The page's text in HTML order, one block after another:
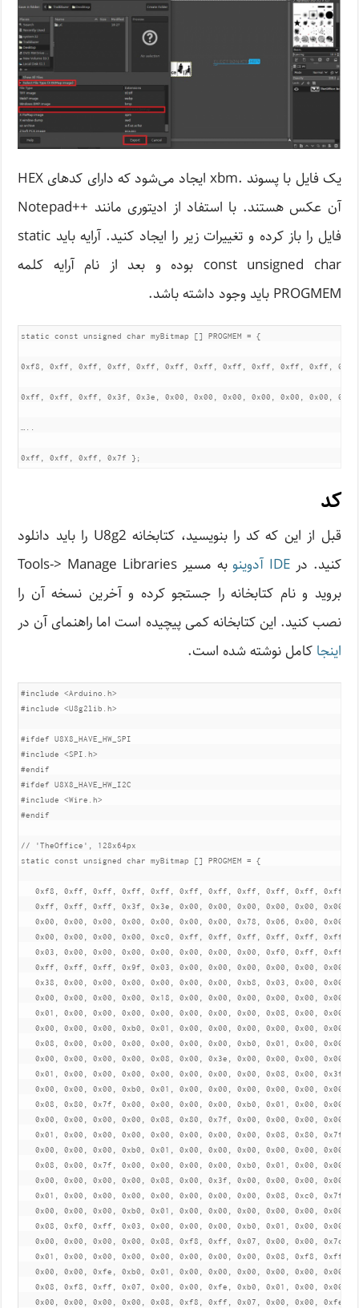
یک فایل با پسوند .xbm ایجاد می‌شود که دارای کدهای HEX
آن عکس هستند. با استفاد از ادیتوری مانند ++Notepad
فایل را باز کرده و تغییرات زیر را ایجاد کنید. آرایه باید static
const unsigned char بوده و بعد از نام آرایه کلمه
PROGMEM باید وجود داشته باشد.
static const unsigned char myBitmap [] PROGMEM = {
0xf8, 0xff, 0xff, 0xff, 0xff, 0xff, 0xff, 0xff, 0xff, 0xff, 0xff,
0xff, 0xff, 0xff, 0x3f, 0x3e, 0x00, 0x00, 0x00, 0x00, 0x00, 0x00,
0xff, 0xff, 0xff, 0x7f };
کد
قبل از این که کد را بنویسید، کتابخانه U8g2 را باید دانلود
کنید. در IDE آدوینو
به مسیر Tools-> Manage Libraries
بروید و نام کتابخانه را جستجو کرده و آخرین نسخه آن را
نصب کنید. این کتابخانه کمی پیچیده است اما راهنمای‌ آن در
اینجا کامل نوشته شده است.
#include <Arduino.h>
#include <U8g2lib.h>
#ifdef U8X8_HAVE_HW_SPI
#include <SPI.h>
#endif
#ifdef U8X8_HAVE_HW_I2C
#include <Wire.h>
#endif
// 'TheOffice', 128x64px
static const unsigned char myBitmap [] PROGMEM = {
0xf8, 0xff, 0xff, 0xff, 0xff, 0xff, 0xff, 0xff, 0xff, 0xff, 0xff,
0xff, 0xff, 0xff, 0x3f, 0x3e, 0x00, 0x00, 0x00, 0x00, 0x00, 0x00,
0x00, 0x00, 0x00, 0x00, 0x00, 0x00, 0x00, 0x78, 0x06, 0x00, 0x00,
0x00, 0x00, 0x00, 0x00, 0xc0, 0xff, 0xff, 0xff, 0xff, 0xff, 0xff,
0x03, 0x00, 0x00, 0x00, 0x00, 0x00, 0x00, 0x00, 0xf0, 0xff, 0xff,
0xff, 0xff, 0xff, 0x9f, 0x03, 0x00, 0x00, 0x00, 0x00, 0x00, 0x00,
0x38, 0x00, 0x00, 0x00, 0x00, 0x00, 0x00, 0xb8, 0x03, 0x00, 0x00,
0x00, 0x00, 0x00, 0x00, 0x18, 0x00, 0x00, 0x00, 0x00, 0x00, 0x00,
0x01, 0x00, 0x00, 0x00, 0x00, 0x00, 0x00, 0x00, 0x08, 0x00, 0x00,
0x00, 0x00, 0x00, 0xb0, 0x01, 0x00, 0x00, 0x00, 0x00, 0x00, 0x00,
0x08, 0x00, 0x00, 0x00, 0x00, 0x00, 0x00, 0xb0, 0x01, 0x00, 0x00,
0x00, 0x00, 0x00, 0x00, 0x08, 0x00, 0x3e, 0x00, 0x00, 0x00, 0x00,
0x01, 0x00, 0x00, 0x00, 0x00, 0x00, 0x00, 0x00, 0x08, 0x00, 0x3f,
0x00, 0x00, 0x00, 0xb0, 0x01, 0x00, 0x00, 0x00, 0x00, 0x00, 0x00,
0x08, 0x80, 0x7f, 0x00, 0x00, 0x00, 0x00, 0xb0, 0x01, 0x00, 0x00,
0x00, 0x00, 0x00, 0x00, 0x08, 0x80, 0x7f, 0x00, 0x00, 0x00, 0x00,
0x01, 0x00, 0x00, 0x00, 0x00, 0x00, 0x00, 0x00, 0x08, 0x80, 0x7f,
0x00, 0x00, 0x00, 0xb0, 0x01, 0x00, 0x00, 0x00, 0x00, 0x00, 0x00,
0x08, 0x00, 0x7f, 0x00, 0x00, 0x00, 0x00, 0xb0, 0x01, 0x00, 0x00,
0x00, 0x00, 0x00, 0x00, 0x08, 0x00, 0x3f, 0x00, 0x00, 0x00, 0x00,
0x01, 0x00, 0x00, 0x00, 0x00, 0x00, 0x00, 0x00, 0x08, 0xc0, 0x7f,
0x00, 0x00, 0x00, 0xb0, 0x01, 0x00, 0x00, 0x00, 0x00, 0x00, 0x00,
0x08, 0xf0, 0xff, 0x03, 0x00, 0x00, 0x00, 0xb0, 0x01, 0x00, 0x00,
0x00, 0x00, 0x00, 0x00, 0x08, 0xf8, 0xff, 0x07, 0x00, 0x00, 0x7c,
0x01, 0x00, 0x00, 0x00, 0x00, 0x00, 0x00, 0x00, 0x08, 0xf8, 0xff,
0x00, 0x00, 0xfe, 0xb0, 0x01, 0x00, 0x00, 0x00, 0x00, 0x00, 0x00,
0x08, 0xf8, 0xff, 0x07, 0x00, 0x00, 0xfe, 0xb0, 0x01, 0x00, 0x00,
0x00, 0x00, 0x00, 0x00, 0x08, 0xf8, 0xff, 0x07, 0x00, 0x00, 0xfe,